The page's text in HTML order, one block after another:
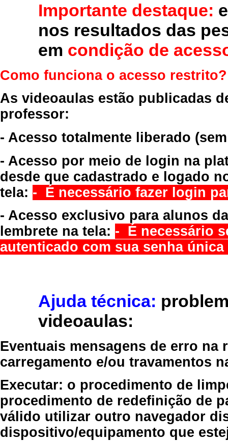
Importante destaque:
nos resultados das
em condição de
Como funciona o acesso restrito?
As videoaulas estão publicadas
professor:
- Acesso totalmente liberado
- Acesso por meio de login na
desde que cadastrado e logado
tela: - É necessário fazer login
- Acesso exclusivo para alunos
lembrete na tela: - É necessário
autenticado com sua senha
Ajuda técnica:
videoaulas:
Eventuais mensagens de erro
carregamento e/ou travamentos
Executar: o procedimento de
procedimento de redefinição de
válido utilizar outro navegador
dispositivo/equipamento que